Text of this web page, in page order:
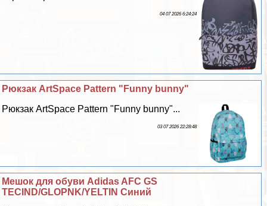
04 07 2026 6:24:24
Рюкзак ArtSpace Pattern "Funny bunny"
Рюкзак ArtSpace Pattern "Funny bunny"...
03 07 2026 22:28:48
Мешок для обуви Adidas AFC GS
TECIND/GLOPNK/YELTIN Синий